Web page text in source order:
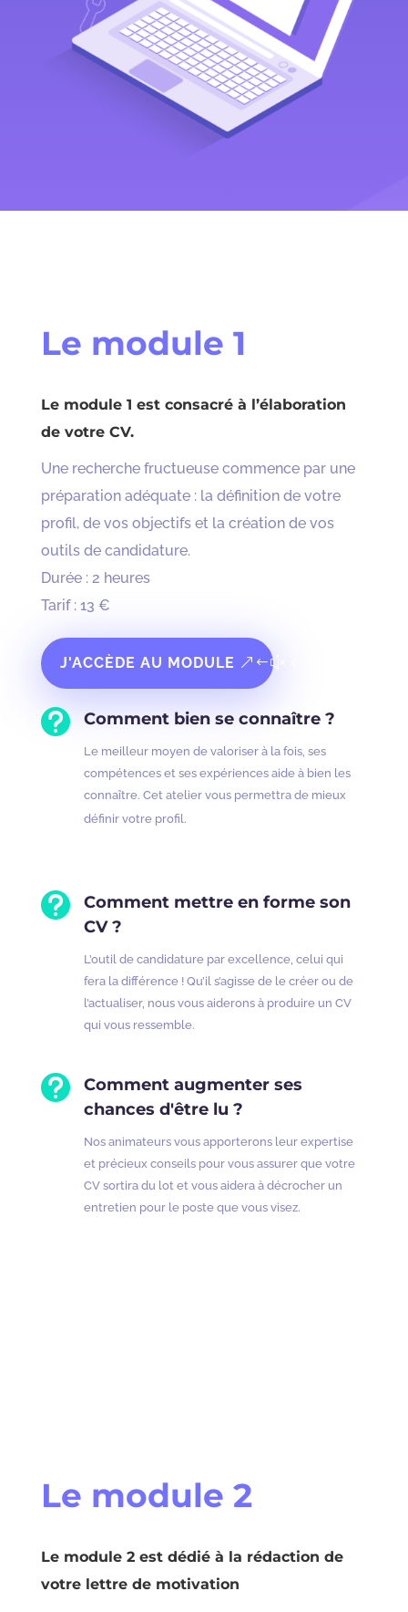
Le module 1
Le module 1 est consacré à l’élaboration
de votre CV.
Une recherche fructueuse commence par une
préparation adéquate : la définition de votre
profil, de vos objectifs et la création de vos
outils de candidature.
Durée : 2 heures
Tarif : 13 €
J'ACCÈDE AU MODULE
 Comment bien se connaître ?
Le meilleur moyen de valoriser à la fois, ses
compétences et ses expériences aide à bien les
connaître. Cet atelier vous permettra de mieux
définir votre profil.

Comment mettre en forme son
CV ?
L’outil de candidature par excellence, celui qui
fera la différence ! Qu’il s’agisse de le créer ou de
l’actualiser, nous vous aiderons à produire un CV
qui vous ressemble.

Comment augmenter ses
chances d'être lu ?
Nos animateurs vous apporterons leur expertise
et précieux conseils pour vous assurer que votre
CV sortira du lot et vous aidera à décrocher un
entretien pour le poste que vous visez.
Le module 2
Le module 2 est dédié à la rédaction de
votre lettre de motivation